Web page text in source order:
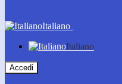
Italiano
Italiano
Accedi